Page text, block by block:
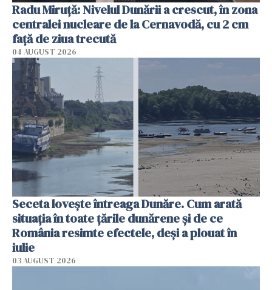
Radu Miruţă: Nivelul Dunării a crescut, în zona
centralei nucleare de la Cernavodă, cu 2 cm
faţă de ziua trecută
04 AUGUST 2026
Seceta lovește întreaga Dunăre. Cum arată
situația în toate țările dunărene și de ce
România resimte efectele, deși a plouat în
iulie
03 AUGUST 2026